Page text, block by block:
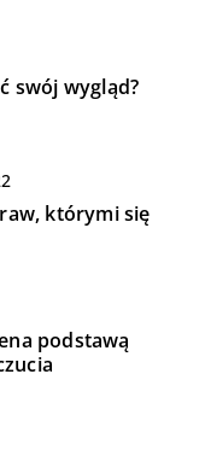
swój wygląd?
którymi się
podstawą